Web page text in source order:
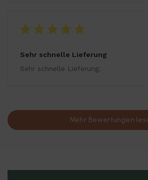
Sehr schnelle Lieferung
Sehr schnelle Lieferung.
Mehr Bewertungen